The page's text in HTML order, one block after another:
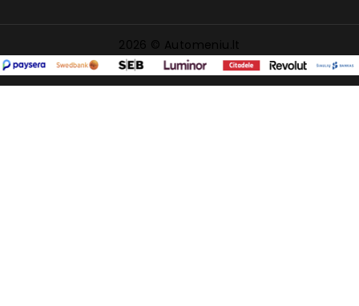
2026 © Automeniu.lt